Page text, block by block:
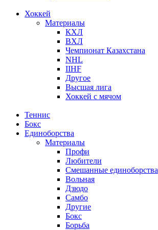
Хоккей
Материалы
КХЛ
ВХЛ
Чемпионат Казахстана
NHL
IIHF
Другое
Высшая лига
Хоккей с мячом
Теннис
Бокс
Единоборства
Материалы
Профи
Любители
Смешанные единоборства
Вольная
Дзюдо
Самбо
Другие
Бокс
Борьба